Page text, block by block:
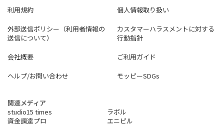
利用規約
個人情報取り扱い
外部送信ポリシー（利用者情報の
送信について）
カスタマーハラスメントに対する
行動指針
会社概要
ご利用ガイド
ヘルプ/お問い合わせ
モッピーSDGs
関連メディア
studio15 times
ラボル
資金調達プロ
エニピル